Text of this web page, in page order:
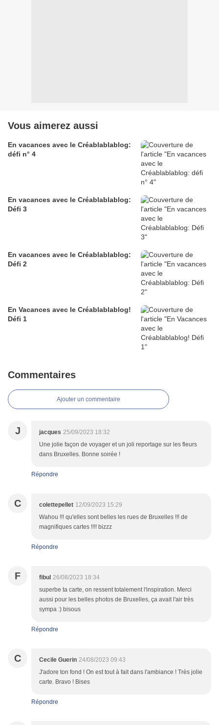
Vous aimerez aussi
En vacances avec le Créablablablog:
défi n° 4
En vacances avec le Créablablablog:
Défi 3
En vacances avec le Créablablablog:
Défi 2
En Vacances avec le Créablablablog!
Défi 1
Commentaires
Ajouter un commentaire
J jacques 25/09/2023 18:32
Une jolie façon de voyager et un joli reportage sur les fleurs
dans Bruxelles. Bonne soirée !
Répondre
C colettepellet 12/09/2023 15:29
Wahou !!! qu'elles sont belles les rues de Bruxelles !!! de
magnifiques cartes !!!! bizzz
Répondre
F fibul 26/08/2023 18:34
superbe ta carte, on ressent totalement l'inspiration. Merci
aussi pour les belles photos de Bruxelles, ça avait l'air très
sympa :) bisous
Répondre
C Cecile Guerin 24/08/2023 09:43
J'adore ton fond ! On est tout à fait dans l'ambiance ! Très jolie
carte. Bravo ! Bises
Répondre